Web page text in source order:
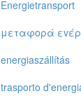
Energietransport
μεταφoρά
energiaszállítás
trasporto